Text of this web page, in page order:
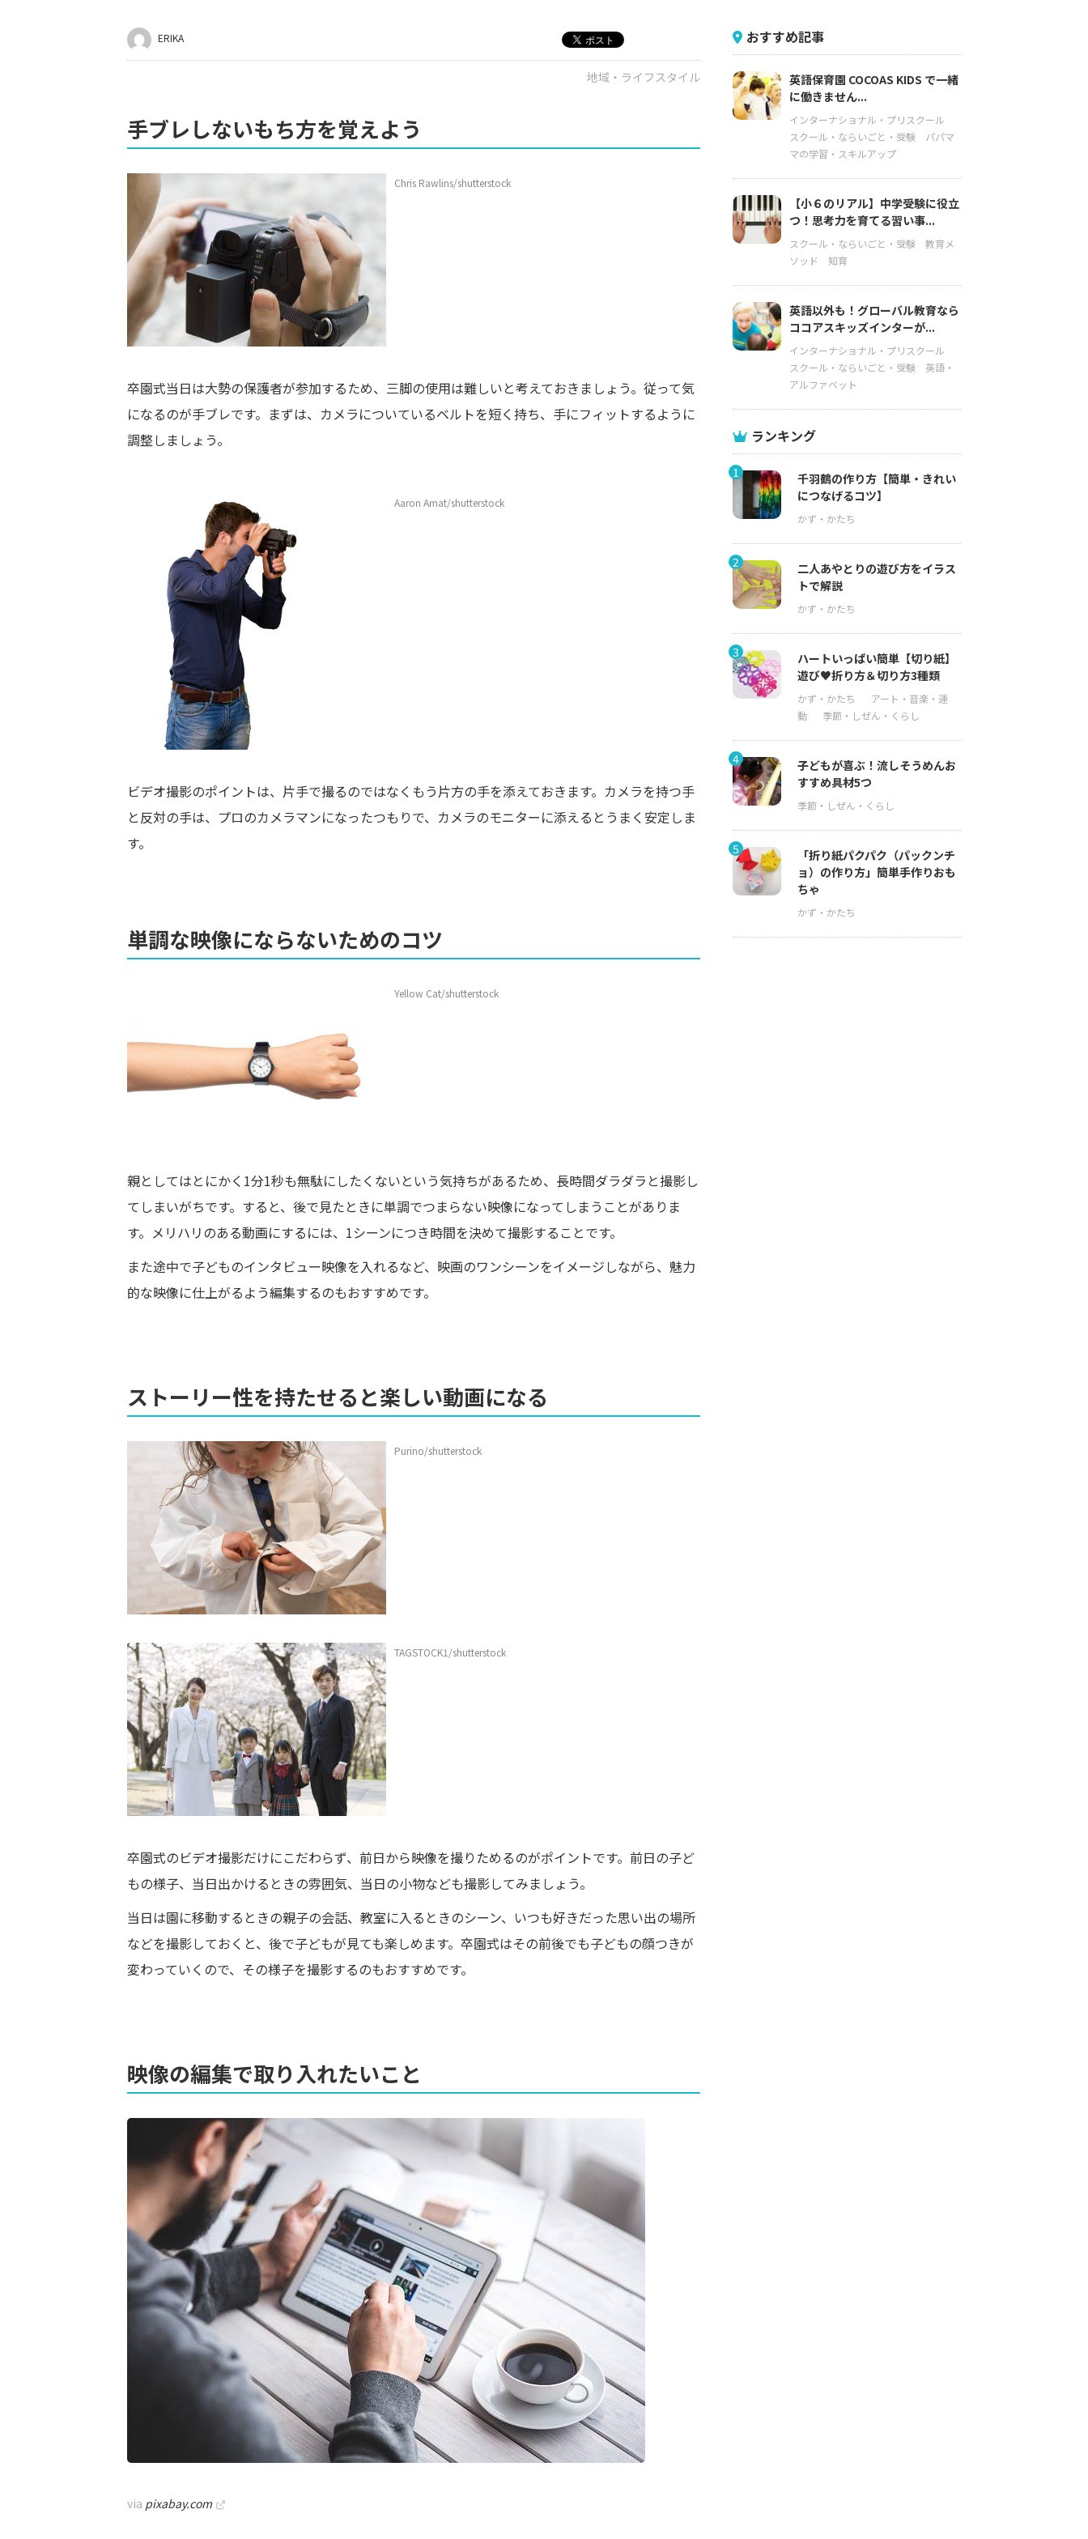
ERIKA
地域・ライフスタイル
手ブレしないもち方を覚えよう
Chris Rawlins/shutterstock
卒園式当日は大勢の保護者が参加するため、三脚の使用は難しいと考えておきましょう。従って気
になるのが手ブレです。まずは、カメラについているベルトを短く持ち、手にフィットするように
調整しましょう。
Aaron Amat/shutterstock
ビデオ撮影のポイントは、片手で撮るのではなくもう片方の手を添えておきます。カメラを持つ手
と反対の手は、プロのカメラマンになったつもりで、カメラのモニターに添えるとうまく安定しま
す。
単調な映像にならないためのコツ
Yellow Cat/shutterstock
親としてはとにかく1分1秒も無駄にしたくないという気持ちがあるため、長時間ダラダラと撮影し
てしまいがちです。すると、後で見たときに単調でつまらない映像になってしまうことがありま
す。メリハリのある動画にするには、1シーンにつき時間を決めて撮影することです。
また途中で子どものインタビュー映像を入れるなど、映画のワンシーンをイメージしながら、魅力
的な映像に仕上がるよう編集するのもおすすめです。
ストーリー性を持たせると楽しい動画になる
Purino/shutterstock
TAGSTOCK1/shutterstock
卒園式のビデオ撮影だけにこだわらず、前日から映像を撮りためるのがポイントです。前日の子ど
もの様子、当日出かけるときの雰囲気、当日の小物なども撮影してみましょう。
当日は園に移動するときの親子の会話、教室に入るときのシーン、いつも好きだった思い出の場所
などを撮影しておくと、後で子どもが見ても楽しめます。卒園式はその前後でも子どもの顔つきが
変わっていくので、その様子を撮影するのもおすすめです。
映像の編集で取り入れたいこと
via pixabay.com
おすすめ記事
英語保育園 COCOAS KIDS で一緒
に働きません...
インターナショナル・プリスクール
スクール・ならいごと・受験
パパマ
マの学習・スキルアップ
【小６のリアル】中学受験に役立
つ！思考力を育てる習い事...
スクール・ならいごと・受験
教育メ
ソッド
知育
英語以外も！グローバル教育なら
ココアスキッズインターが...
インターナショナル・プリスクール
スクール・ならいごと・受験
英語・
アルファベット
ランキング
1
千羽鶴の作り方【簡単・きれい
につなげるコツ】
2
二人あやとりの遊び方をイラス
トで解説
3
ハートいっぱい簡単【切り紙】
遊び♥折り方＆切り方3種類
4
子どもが喜ぶ！流しそうめんお
すすめ具材5つ
5
「折り紙パクパク（パックンチ
ョ）の作り方」簡単手作りおも
ちゃ